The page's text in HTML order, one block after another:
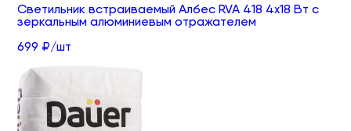
Светильник встраиваемый Албес RVA 418 4х18 Вт с
зеркальным алюминиевым отражателем
699 ₽/шт